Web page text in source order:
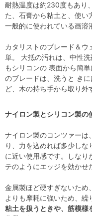
耐熱温度は約230度もあり
た、石膏から粘土と、使い
一般的に使われている画溶
カタリストのブレード＆ウ
単。 大抵の汚れは、中性
もシリコンの 表面から簡
のブレードは、洗うと き
ど、木の持ち手から取り外
ナイロン製とシリコン製の
ナイロン製のコンツァーは
り、力を込めれば多少し
に近い使用感です。しなり
テのようにエッジを効かせ
金属製ほど硬すぎないため
よりも摩耗に強いため、繰
粘土を扱うときや、筋模様